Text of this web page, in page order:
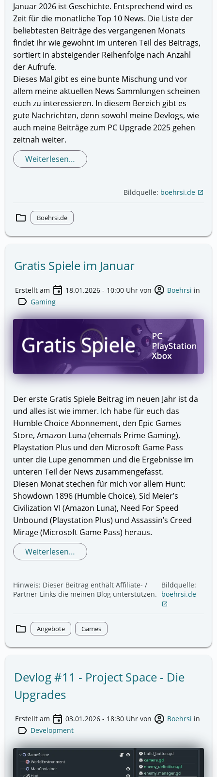
Januar 2026 ist Geschichte. Entsprechend wird es
Zeit für die monatliche Top 10 News. Die Liste der
beliebtesten Beiträge des vergangenen Monats
findet ihr wie gewohnt im unteren Teil des Beitrags,
sortiert in absteigender Reihenfolge nach Anzahl
der Aufrufe.
Dieses Mal gibt es eine bunte Mischung und vor
allem meine aktuellen News Sammlungen scheinen
euch zu interessieren. In diesem Bereich gibt es
gute Nachrichten, denn sowohl meine Devlogs, wie
auch meine Beiträge zum PC Upgrade 2025 gehen
zeitnah weiter.
Weiterlesen…
Bildquelle: boehrsi.de open_in_new
folder Boehrsi.de
Gratis Spiele im Januar
Erstellt am event 18.01.2026 - 10:00 Uhr von account_circle Boehrsi in
label Gaming
Der erste Gratis Spiele Beitrag im neuen Jahr ist da
und alles ist wie immer. Ich habe für euch das
Humble Choice Abonnement, den Epic Games
Store, Amazon Luna (ehemals Prime Gaming),
Playstation Plus und den Microsoft Game Pass
unter die Lupe genommen und die Ergebnisse im
unteren Teil der News zusammengefasst.
Diesen Monat stechen für mich vor allem Hunt:
Showdown 1896 (Humble Choice), Sid Meier’s
Civilization VI (Amazon Luna), Need For Speed
Unbound (Playstation Plus) und Assassin’s Creed
Mirage (Microsoft Game Pass) heraus.
Weiterlesen…
Hinweis: Dieser Beitrag enthält Affiliate- /
Partner-Links die meinen Blog unterstützen.
Bildquelle:
boehrsi.de
open_in_new
folder Angebote Games
Devlog #11 - Project Space - Die
Upgrades
Erstellt am event 03.01.2026 - 18:30 Uhr von account_circle Boehrsi in
label Development